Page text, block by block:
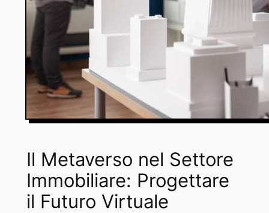
Il Metaverso nel Settore
Immobiliare: Progettare
il Futuro Virtuale